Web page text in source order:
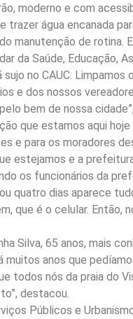
moderno e com
trazer água encanada
manutenção de rotina.
da Saúde, Educação,
no CAUC.
e dos nossos
bem de nossa
que estamos aqui
e para os moradores
estejamos e a
os funcionários da
quatro dias aparece
que é o celular.
Silva, 65 anos, mais
muitos anos que
todos nós da praia do
destacou.
Públicos e